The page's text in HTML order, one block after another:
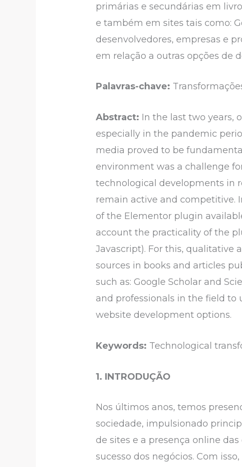
primárias e secundárias em
e também em sites tais como:
desenvolvedores, empresas e
em relação a outras opções de
Palavras-chave:
Abstract: In the last two years,
especially in the pandemic
media proved to be
environment was a challenge
technological developments in
remain active and competitive.
of the Elementor plugin
account the practicality of the
Javascript). For this, qualitative
sources in books and articles
such as: Google Scholar and
and professionals in the field
website development options.
Keywords: Technological
1. INTRODUÇÃO
Nos últimos anos, temos
sociedade, impulsionado
de sites e a presença online
sucesso dos negócios. Com